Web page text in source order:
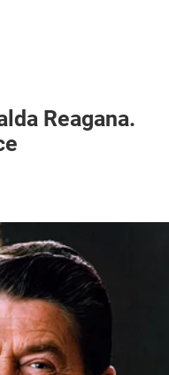
Reagana.